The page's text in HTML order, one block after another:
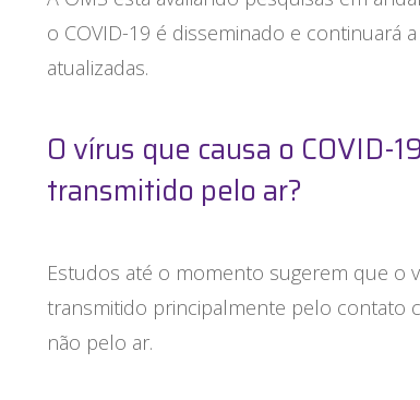
o COVID-19 é disseminado e continuará
atualizadas.
O vírus que causa o COVID-
transmitido pelo ar?
Estudos até o momento sugerem que o
transmitido principalmente pelo contato
não pelo ar.